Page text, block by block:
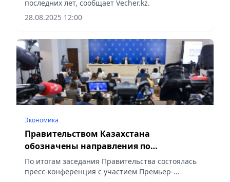
последних лет, сообщает Vecher.kz.
28.08.2025 12:00
Экономика
Правительством Казахстана
обозначены направления по
стимулированию роста экономики
По итогам заседания Правительства состоялась
пресс-конференция с участием Премьер-